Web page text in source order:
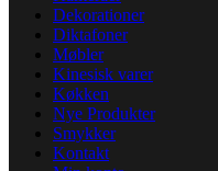
Dekorationer
Diktafoner
Møbler
Kinesisk varer
Køkken
Nye Produkter
Smykker
Kontakt